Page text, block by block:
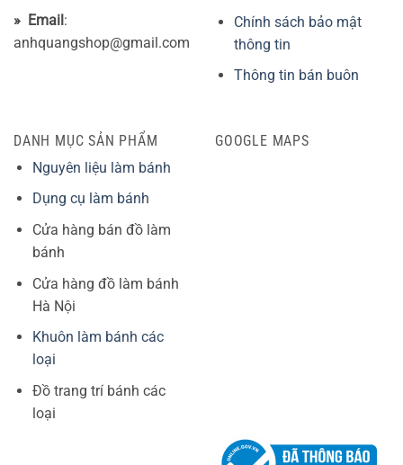
» Email:
anhquangshop@gmail.com
Chính sách bảo mật
thông tin
Thông tin bán buôn
DANH MỤC SẢN PHẨM
Nguyên liệu làm bánh
Dụng cụ làm bánh
Cửa hàng bán đồ làm
bánh
Cửa hàng đồ làm bánh
Hà Nội
Khuôn làm bánh các
loại
Đồ trang trí bánh các
loại
GOOGLE MAPS